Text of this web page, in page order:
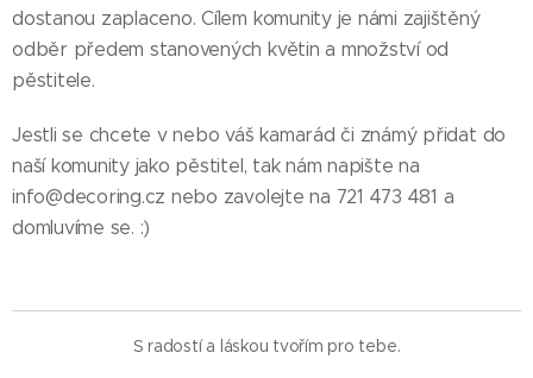
dostanou zaplaceno. Cílem komunity je námi zajištěný
odběr předem stanovených květin a množství od
pěstitele.
Jestli se chcete v nebo váš kamarád či známý přidat do
naší komunity jako pěstitel, tak nám napište na
info@decoring.cz nebo zavolejte na 721 473 481 a
domluvíme se. :)
S radostí a láskou tvořím pro tebe.